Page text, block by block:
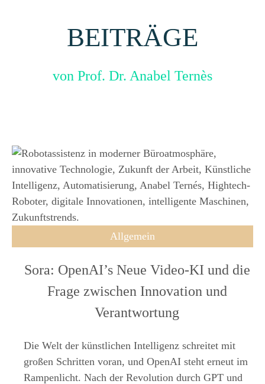
BEITRÄGE
von Prof. Dr. Anabel Ternès
Sora: OpenAI’s Neue Video-KI und die
Frage zwischen Innovation und
Verantwortung
Die Welt der künstlichen Intelligenz schreitet mit
großen Schritten voran, und OpenAI steht erneut im
Rampenlicht. Nach der Revolution durch GPT und
Allgemein